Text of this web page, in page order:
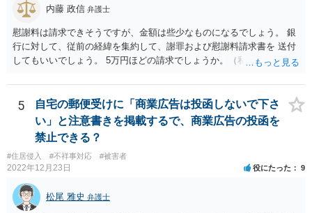
内藤 政信 弁護士
慰謝料は請求できそうですが、金額は些少なものになるでしょう。 銀
行に対して、従前の経緯を集約して、謝罪および慰謝料請求書を 送付
してもいいでしょう。 5万円ほどの請求でしょうか。（私見）
5
自宅の郵便受けに「商業広告は投函しないで下さ
い」と注意書きを掲載するで、商業広告の投函を
禁止できる？
#住居侵入 #不祥事対応 #被害者
2022年12月23日 役にたった 9
松尾 雅史 弁護士